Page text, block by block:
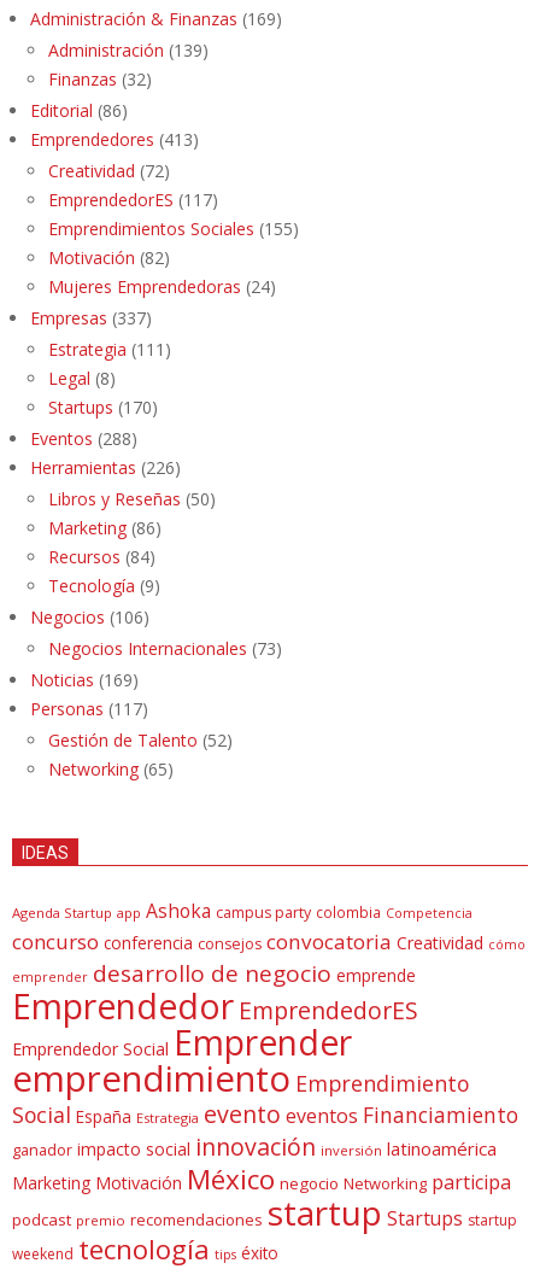
Administración & Finanzas (169)
Administración (139)
Finanzas (32)
Editorial (86)
Emprendedores (413)
Creatividad (72)
EmprendedorES (117)
Emprendimientos Sociales (155)
Motivación (82)
Mujeres Emprendedoras (24)
Empresas (337)
Estrategia (111)
Legal (8)
Startups (170)
Eventos (288)
Herramientas (226)
Libros y Reseñas (50)
Marketing (86)
Recursos (84)
Tecnología (9)
Negocios (106)
Negocios Internacionales (73)
Noticias (169)
Personas (117)
Gestión de Talento (52)
Networking (65)
IDEAS
Agenda Startup app Ashoka campus party colombia Competencia
concurso conferencia consejos convocatoria Creatividad cómo
emprender desarrollo de negocio emprende
Emprendedor EmprendedorES
Emprendedor Social Emprender
emprendimiento Emprendimiento
Social España Estrategia evento eventos Financiamiento
ganador impacto social innovación inversión latinoamérica
Marketing Motivación México negocio Networking participa
podcast premio recomendaciones startup Startups startup
weekend tecnología tips éxito